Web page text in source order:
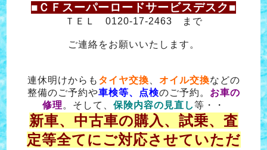
■ＣＦスーパーロードサービスデスク■
ＴＥＬ 0120-17-2463 まで
ご連絡をお願いいたします。
連休明けからも タイヤ交換 オイル交換などの
整備のご予約や車検等、点検のご予約。 お車の
修理 。そして、 保険内容の見直し等・・
新車、中古車の購入、試乗、査
定等全てにご対応させていただ